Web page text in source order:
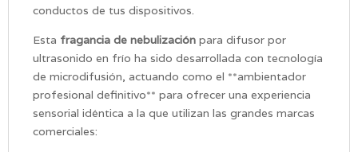
conductos de tus dispositivos.
Esta fragancia de nebulización para difusor por
ultrasonido en frío ha sido desarrollada con tecnología
de microdifusión, actuando como el **ambientador
profesional definitivo** para ofrecer una experiencia
sensorial idéntica a la que utilizan las grandes marcas
comerciales: